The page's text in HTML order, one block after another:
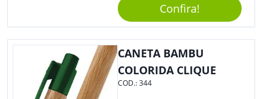
Reuniões Corporativas Ou Até
Mesmo Para Presentear
Colaboradores E Parceiros De
Sua Empresa.
Confira!
CANETA BAMBU
COLORIDA CLIQUE
COD.:344